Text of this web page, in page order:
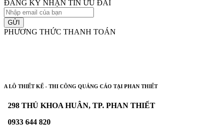
ĐĂNG KÝ NHẬN TIN ƯU ĐÃI
GỬI
PHƯƠNG THỨC THANH TOÁN
A LÔ THIẾT KẾ - THI CÔNG QUẢNG CÁO TẠI PHAN THIẾT
298 THỦ KHOA HUÂN, TP. PHAN THIẾT
0933 644 820